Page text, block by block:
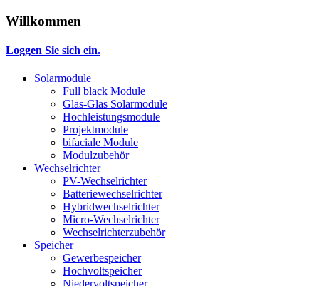
Willkommen
Loggen Sie sich ein.
Solarmodule
Full black Module
Glas-Glas Solarmodule
Hochleistungsmodule
Projektmodule
bifaciale Module
Modulzubehör
Wechselrichter
PV-Wechselrichter
Batteriewechselrichter
Hybridwechselrichter
Micro-Wechselrichter
Wechselrichterzubehör
Speicher
Gewerbespeicher
Hochvoltspeicher